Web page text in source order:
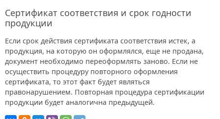
Сертификат соответствия и срок годности
продукции
Если срок действия сертификата соответствия истек, а
продукция, на которую он оформлялся, еще не продана,
документ необходимо переоформлять заново. Если не
осуществить процедуру повторного оформления
сертификата, то этот факт будет являться
правонарушением. Повторная процедура сертификации
продукции будет аналогична предыдущей.